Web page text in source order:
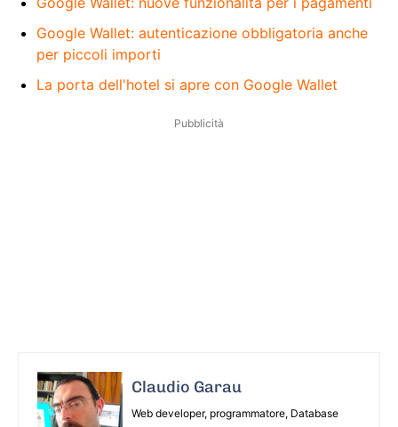
Google Wallet: autenticazione obbligatoria anche
per piccoli importi
La porta dell'hotel si apre con Google Wallet
Pubblicità
Claudio Garau
Web developer, programmatore, Database